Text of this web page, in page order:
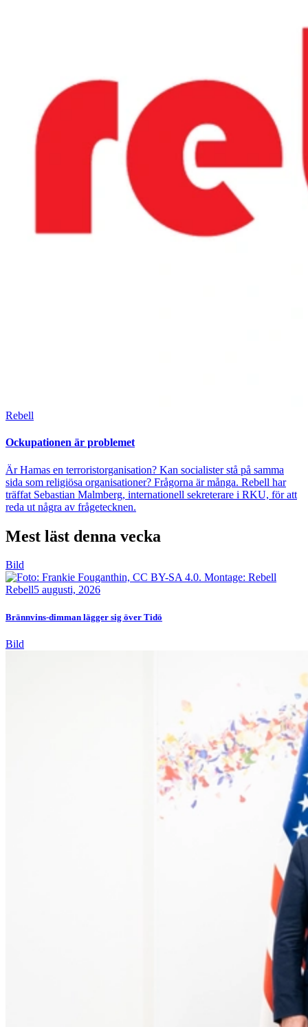
Rebell
Ockupationen är problemet
Är Hamas en terroristorganisation? Kan socialister stå på samma
sida som religiösa organisationer? Frågorna är många. Rebell har
träffat Sebastian Malmberg, internationell sekreterare i RKU, för att
reda ut några av frågetecknen.
Mest läst denna vecka
Bild
Rebell5 augusti, 2026
Brännvins-dimman lägger sig över Tidö
Bild